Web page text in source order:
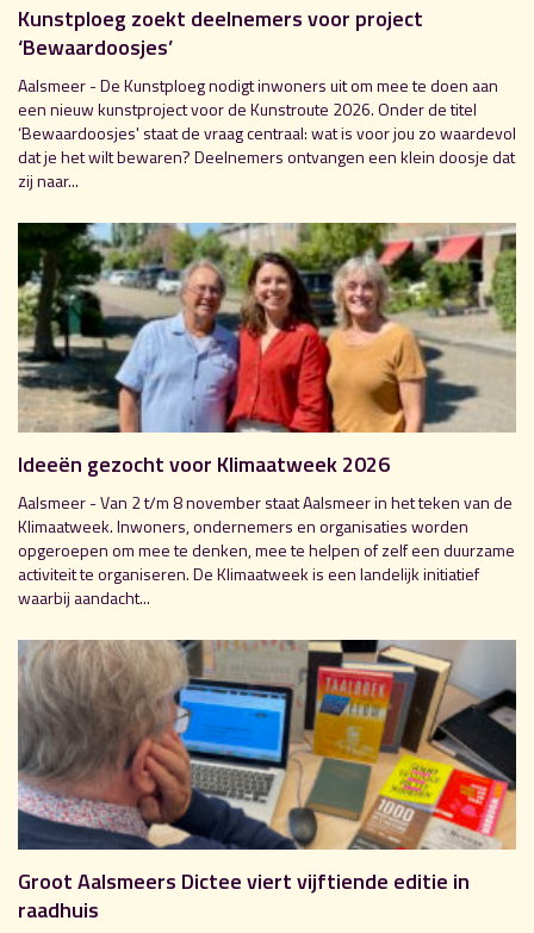
Kunstploeg zoekt deelnemers voor project
‘Bewaardoosjes’
Aalsmeer - De Kunstploeg nodigt inwoners uit om mee te doen aan
een nieuw kunstproject voor de Kunstroute 2026. Onder de titel
‘Bewaardoosjes' staat de vraag centraal: wat is voor jou zo waardevol
dat je het wilt bewaren? Deelnemers ontvangen een klein doosje dat
zij naar...
Ideeën gezocht voor Klimaatweek 2026
Aalsmeer - Van 2 t/m 8 november staat Aalsmeer in het teken van de
Klimaatweek. Inwoners, ondernemers en organisaties worden
opgeroepen om mee te denken, mee te helpen of zelf een duurzame
activiteit te organiseren. De Klimaatweek is een landelijk initiatief
waarbij aandacht...
Groot Aalsmeers Dictee viert vijftiende editie in
raadhuis